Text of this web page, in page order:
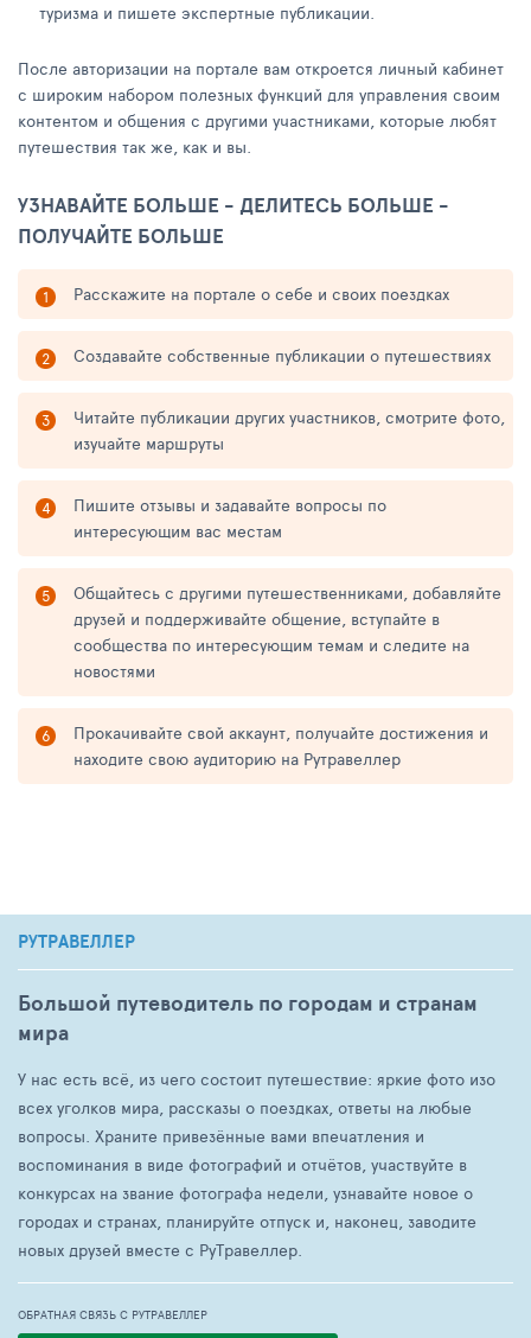
туризма и пишете экспертные публикации.
После авторизации на портале вам откроется личный кабинет
с широким набором полезных функций для управления своим
контентом и общения с другими участниками, которые любят
путешествия так же, как и вы.
УЗНАВАЙТЕ БОЛЬШЕ - ДЕЛИТЕСЬ БОЛЬШЕ -
ПОЛУЧАЙТЕ БОЛЬШЕ
Расскажите на портале о себе и своих поездках
Создавайте собственные публикации о путешествиях
Читайте публикации других участников, смотрите фото,
изучайте маршруты
Пишите отзывы и задавайте вопросы по
интересующим вас местам
Общайтесь с другими путешественниками, добавляйте
друзей и поддерживайте общение, вступайте в
сообщества по интересующим темам и следите на
новостями
Прокачивайте свой аккаунт, получайте достижения и
находите свою аудиторию на Рутравеллер
РУТРАВЕЛЛЕР
Большой путеводитель по городам и странам
мира
У нас есть всё, из чего состоит путешествие: яркие фото изо
всех уголков мира, рассказы о поездках, ответы на любые
вопросы. Храните привезённые вами впечатления и
воспоминания в виде фотографий и отчётов, участвуйте в
конкурсах на звание фотографа недели, узнавайте новое о
городах и странах, планируйте отпуск и, наконец, заводите
новых друзей вместе с РуТравеллер.
ОБРАТНАЯ СВЯЗЬ С РУТРАВЕЛЛЕР